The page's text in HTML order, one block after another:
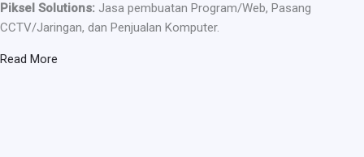
Piksel Solutions: Jasa pembuatan Program/Web, Pasang
CCTV/Jaringan, dan Penjualan Komputer.
Read More